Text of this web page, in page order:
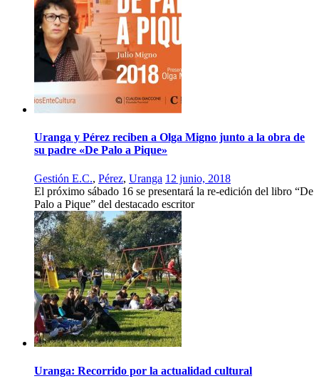
Uranga y Pérez reciben a Olga Migno junto a la obra de
su padre «De Palo a Pique»
Gestión E.C., Pérez, Uranga 12 junio, 2018
El próximo sábado 16 se presentará la re-edición del libro “De
Palo a Pique” del destacado escritor
Uranga: Recorrido por la actualidad cultural